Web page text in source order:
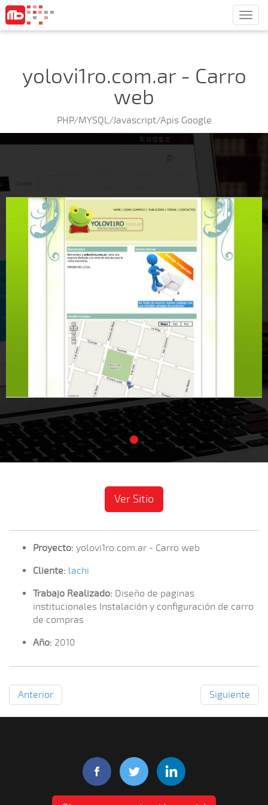
yolovi1ro.com.ar - Carro
web
PHP/MYSQL/Javascript/Apis Google
Ver Sitio
Proyecto: yolovi1ro.com.ar - Carro web
Cliente: lachi
Trabajo Realizado: Diseño de paginas
institucionales Instalación y configuración de carro
de compras
Año: 2010
Anterior Siguiente